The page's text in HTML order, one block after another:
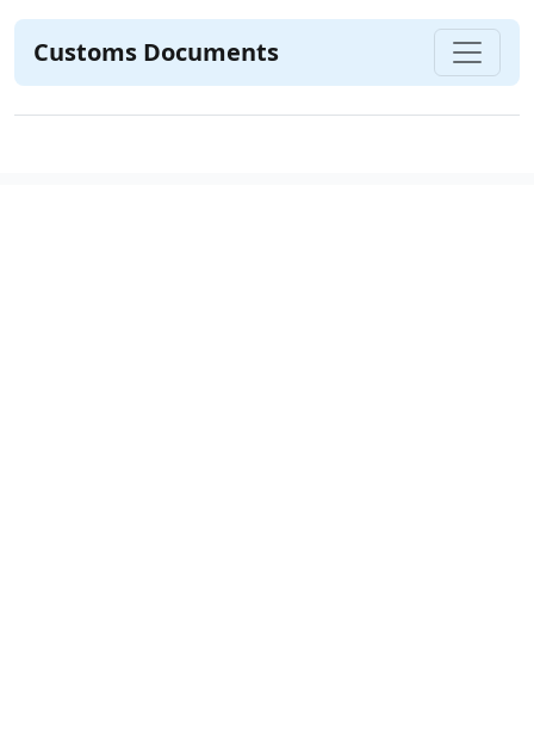
Customs Documents